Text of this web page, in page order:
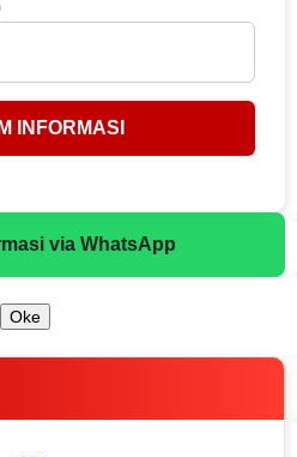
INFORMASI
via WhatsApp